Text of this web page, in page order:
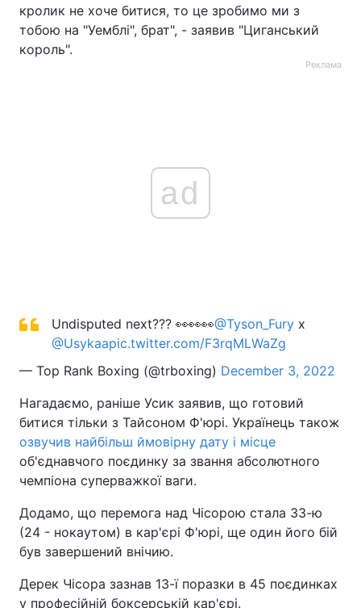
кролик не хоче битися, то це зробимо ми з
тобою на "Уемблі", брат", - заявив "Циганський
король".
Реклама
ad
Undisputed next??? 👀👀👀@Tyson_Fury x
@Usykaapic.twitter.com/F3rqMLWaZg
— Top Rank Boxing (@trboxing) December 3, 2022
Нагадаємо, раніше Усик заявив, що готовий
битися тільки з Тайсоном Ф'юрі. Українець також
озвучив найбільш ймовірну дату і місце
об'єднавчого поєдинку за звання абсолютного
чемпіона суперважкої ваги.
Додамо, що перемога над Чісорою стала 33-ю
(24 - нокаутом) в кар'єрі Ф'юрі, ще один його бій
був завершений внічию.
Дерек Чісора зазнав 13-ї поразки в 45 поєдинках
у професійній боксерській кар'єрі.